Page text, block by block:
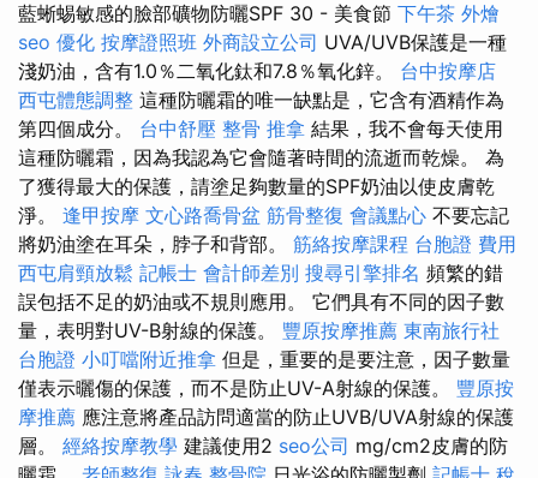
藍蜥蜴敏感的臉部礦物防曬SPF 30 - 美食節 下午茶 外燴
seo 優化 按摩證照班 外商設立公司 UVA/UVB保護是一種
淺奶油，含有1.0％二氧化鈦和7.8％氧化鋅。 台中按摩店
西屯體態調整 這種防曬霜的唯一缺點是，它含有酒精作為
第四個成分。 台中舒壓 整骨 推拿 結果，我不會每天使用
這種防曬霜，因為我認為它會隨著時間的流逝而乾燥。 為
了獲得最大的保護，請塗足夠數量的SPF奶油以使皮膚乾
淨。 逢甲按摩 文心路喬骨盆 筋骨整復 會議點心 不要忘記
將奶油塗在耳朵，脖子和背部。 筋絡按摩課程 台胞證 費用
西屯肩頸放鬆 記帳士 會計師差別 搜尋引擎排名 頻繁的錯
誤包括不足的奶油或不規則應用。 它們具有不同的因子數
量，表明對UV-B射線的保護。 豐原按摩推薦 東南旅行社
台胞證 小叮噹附近推拿 但是，重要的是要注意，因子數量
僅表示曬傷的保護，而不是防止UV-A射線的保護。 豐原按
摩推薦 應注意將產品訪問適當的防止UVB/UVA射線的保護
層。 經絡按摩教學 建議使用2 seo公司 mg/cm2皮膚的防